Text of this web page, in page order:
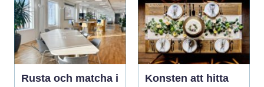
Rusta och matcha i
Konsten att hitta